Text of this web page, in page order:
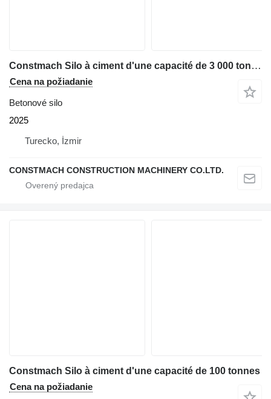
Constmach Silo à ciment d'une capacité de 3 000 tonnes
Cena na požiadanie
Betonové silo
2025
Turecko, İzmir
CONSTMACH CONSTRUCTION MACHINERY CO.LTD.
Constmach Silo à ciment d'une capacité de 100 tonnes
Cena na požiadanie